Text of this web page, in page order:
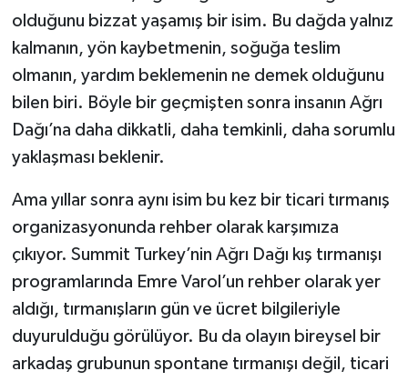
olduğunu bizzat yaşamış bir isim. Bu dağda yalnız
kalmanın, yön kaybetmenin, soğuğa teslim
olmanın, yardım beklemenin ne demek olduğunu
bilen biri. Böyle bir geçmişten sonra insanın Ağrı
Dağı’na daha dikkatli, daha temkinli, daha sorumlu
yaklaşması beklenir.
Ama yıllar sonra aynı isim bu kez bir ticari tırmanış
organizasyonunda rehber olarak karşımıza
çıkıyor. Summit Turkey’nin Ağrı Dağı kış tırmanışı
programlarında Emre Varol’un rehber olarak yer
aldığı, tırmanışların gün ve ücret bilgileriyle
duyurulduğu görülüyor. Bu da olayın bireysel bir
arkadaş grubunun spontane tırmanışı değil, ticari